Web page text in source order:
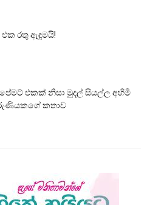
එක රතු ඇඳුමයි!
එකක් නිසා මුදල් සියල්ල අහිමි
කතාව